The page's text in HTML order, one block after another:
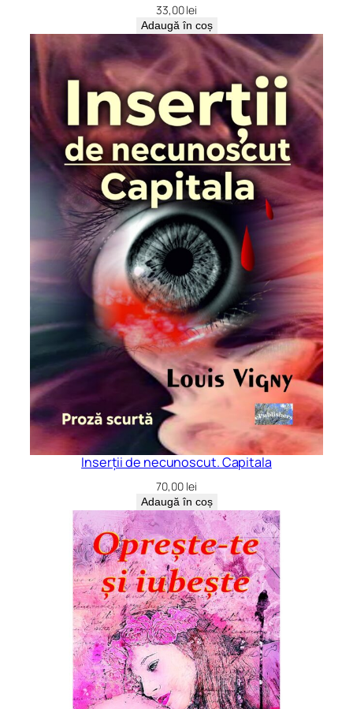
33,00lei
Adaugă în coș
Inserții de necunoscut. Capitala
70,00 lei
Adaugă în coș